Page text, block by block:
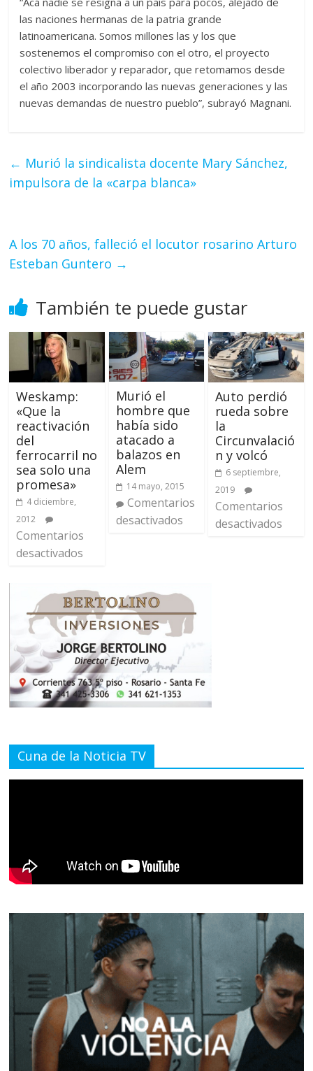
las naciones hermanas de la patria grande
latinoamericana. Somos millones las y los que
sostenemos el compromiso con el otro, el proyecto
colectivo liberador y reparador, que retomamos desde
el año 2003 incorporando las nuevas generaciones y las
nuevas demandas de nuestro pueblo”, subrayó Magnani.
← Murió la sindicalista docente Mary Sánchez,
impulsora de la «carpa blanca»
A los 70 años, falleció el locutor rosarino Arturo
Esteban Guntero →
También te puede gustar
Weskamp:
«Que la
reactivación
del
ferrocarril no
sea solo una
promesa»
4 diciembre,
2012
Comentarios
desactivados
Murió el
hombre que
había sido
atacado a
balazos en
Alem
14 mayo, 2015
Comentarios
desactivados
Auto perdió
rueda sobre
la
Circunvalació
n y volcó
6 septiembre,
2019
Comentarios
desactivados
Cuna de la Noticia TV